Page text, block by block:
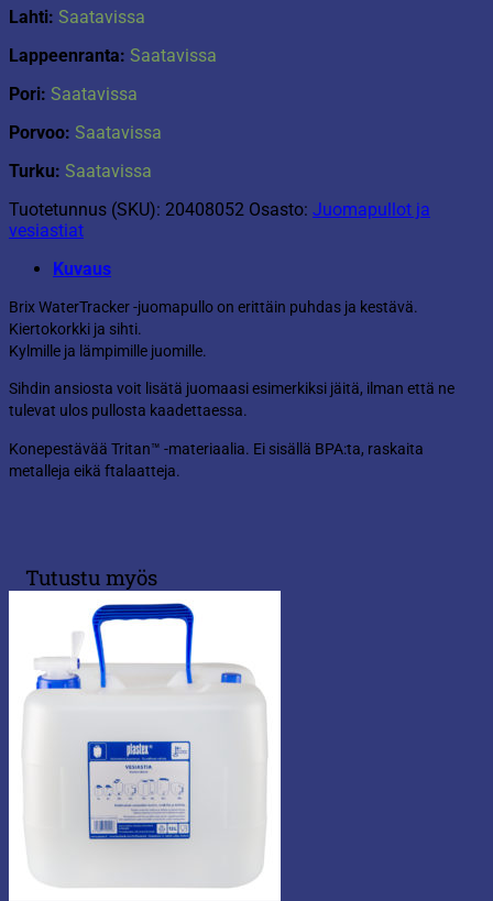
Lahti: Saatavissa
Lappeenranta: Saatavissa
Pori: Saatavissa
Porvoo: Saatavissa
Turku: Saatavissa
Tuotetunnus (SKU): 20408052 Osasto: Juomapullot ja
vesiastiat
Kuvaus
Brix WaterTracker -juomapullo on erittäin puhdas ja kestävä.
Kiertokorkki ja sihti.
Kylmille ja lämpimille juomille.
Sihdin ansiosta voit lisätä juomaasi esimerkiksi jäitä, ilman että ne
tulevat ulos pullosta kaadettaessa.
Konepestävää Tritan™ -materiaalia. Ei sisällä BPA:ta, raskaita
metalleja eikä ftalaatteja.
Tutustu myös